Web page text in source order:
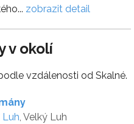
zobrazit detail
v okolí
vzdálenosti od Skalné.
Luh, Velký Luh